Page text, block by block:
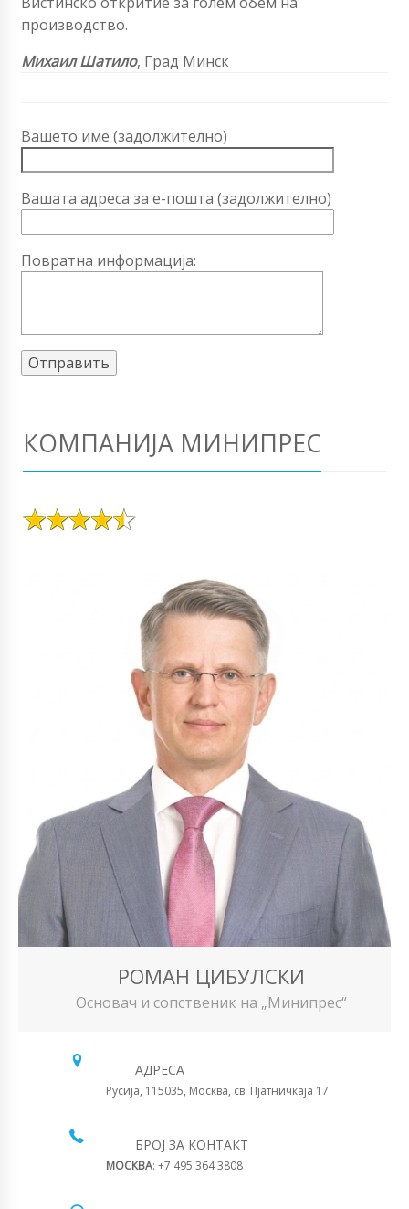
производство.
Михаил Шатило, Град Минск
Вашето име (задолжително)
Вашата адреса за е-пошта (задолжително)
Повратна информација:
КОМПАНИЈА МИНИПРЕС
РОМАН ЦИБУЛСКИ
Основач и сопственик на „Минипрес“
АДРЕСА
Русија, 115035, Москва, св. Пјатничкаја 17
БРОЈ ЗА КОНТАКТ
МОСКВА: +7 495 364 3808